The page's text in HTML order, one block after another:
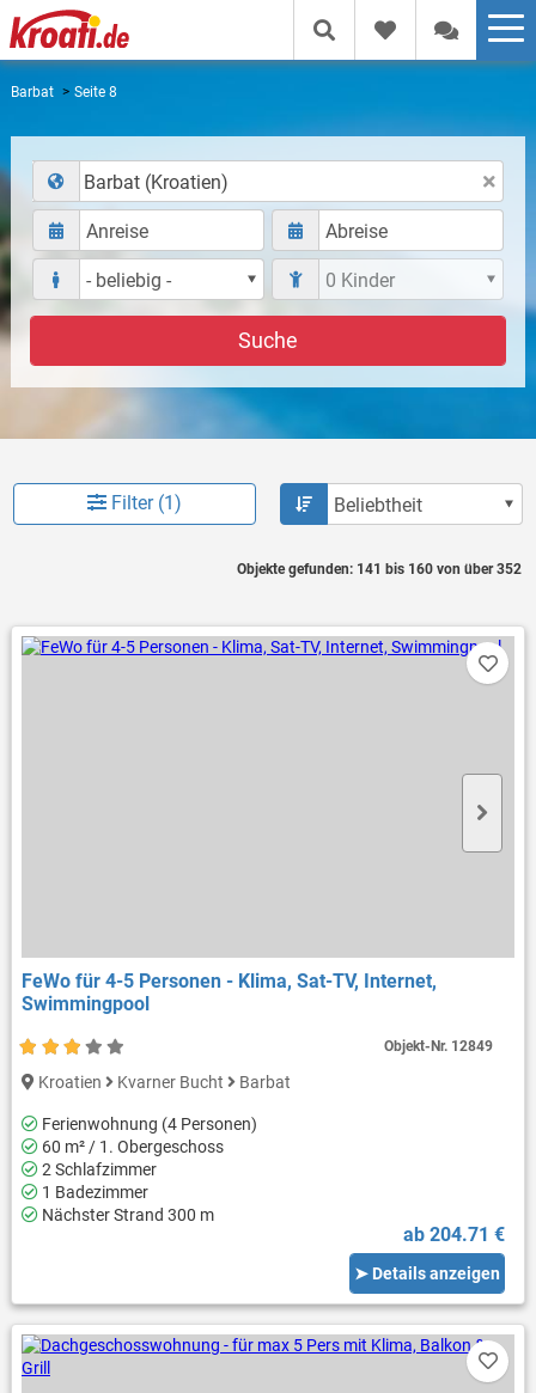
Barbat Seite 8
Barbat (Kroatien)
Suche
Filter (1)
Objekte gefunden: 141 bis 160 von über 352
FeWo für 4-5 Personen - Klima, Sat-TV, Internet,
Swimmingpool
Kroatien Kvarner Bucht Barbat
Ferienwohnung (4 Personen)
60 m² / 1. Obergeschoss
2 Schlafzimmer
1 Badezimmer
Nächster Strand 300 m
ab 204.71 €
➤ Details anzeigen
Objekt-Nr. 12849